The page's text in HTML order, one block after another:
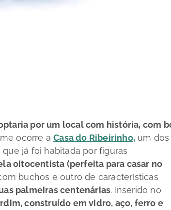
por um local com história, com
me ocorre aCasa do Ribeirinho, um dos
já foi habitada por figuras
oitocentista (perfeita para casar no
buchos e outro de características
palmeiras centenárias. Inserido no
construído em vidro, aço, ferro e